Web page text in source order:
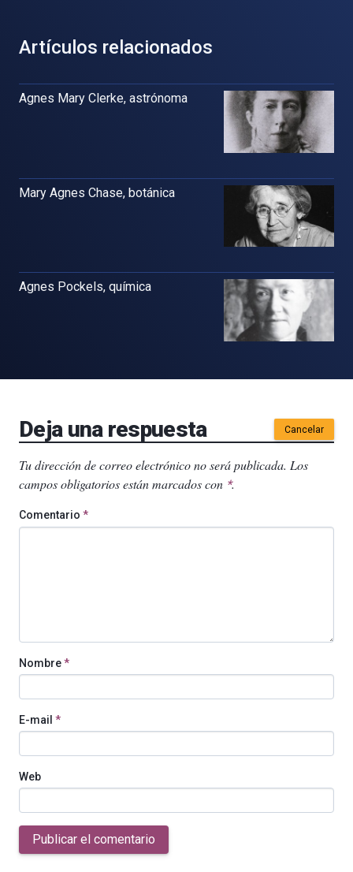
Artículos relacionados
Agnes Mary Clerke, astrónoma
Mary Agnes Chase, botánica
Agnes Pockels, química
Deja una respuesta Cancelar
Tu dirección de correo electrónico no será publicada. Los
campos obligatorios están marcados con *.
Comentario *
Nombre*
E-mail *
Web
Publicar el comentario